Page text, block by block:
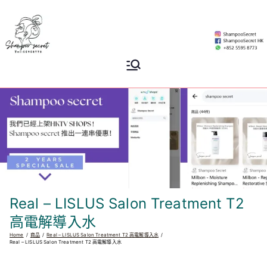
content
Secret
香港專業洗頭水專門店
Real – LISLUS Salon Treatment T2
高電解導入水
Home 商品
Real – LISLUS Salon Treatment T2 高電解導入水
Real – LISLUS Salon Treatment T2 高電解導入水